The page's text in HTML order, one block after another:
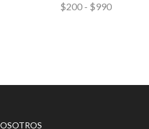
$200 - $990